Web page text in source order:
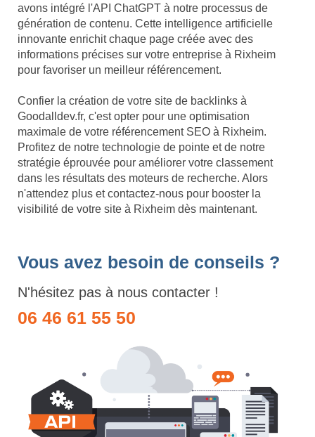
avons intégré l'API ChatGPT à notre processus de
génération de contenu. Cette intelligence artificielle
innovante enrichit chaque page créée avec des
informations précises sur votre entreprise à Rixheim
pour favoriser un meilleur référencement.
Confier la création de votre site de backlinks à
Goodalldev.fr, c'est opter pour une optimisation
maximale de votre référencement SEO à Rixheim.
Profitez de notre technologie de pointe et de notre
stratégie éprouvée pour améliorer votre classement
dans les résultats des moteurs de recherche. Alors
n'attendez plus et contactez-nous pour booster la
visibilité de votre site à Rixheim dès maintenant.
Vous avez besoin de conseils ?
N'hésitez pas à nous contacter !
06 46 61 55 50